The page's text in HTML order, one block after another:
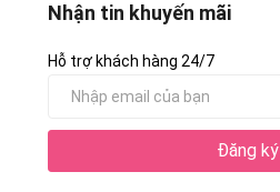
Nhận tin khuyến mãi
Hỗ trợ khách hàng 24/7
Đăng ký